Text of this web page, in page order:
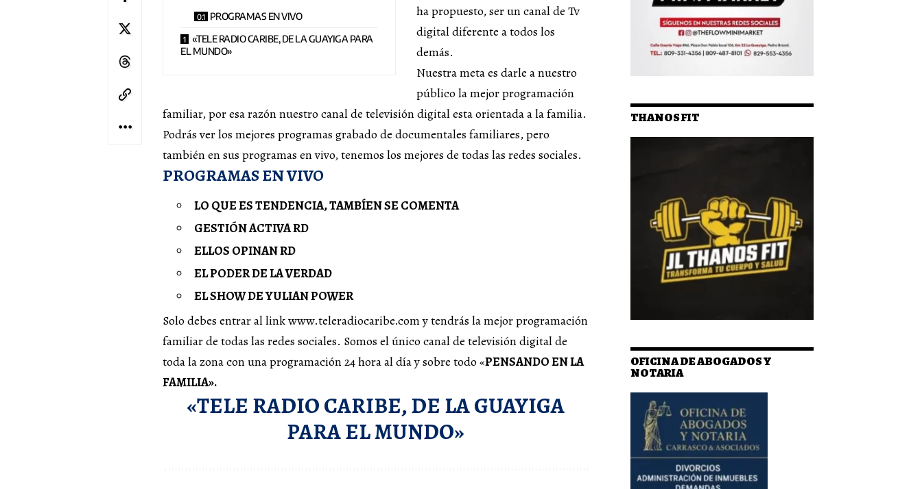
PROGRAMAS EN VIVO
«TELE RADIO CARIBE, DE LA GUAYIGA PARA
EL MUNDO»
ha propuesto, ser un canal de Tv
digital diferente a todos los
demás.
Nuestra meta es darle a nuestro
público la mejor programación
familiar, por esa razón nuestro canal de televisión digital esta orientada a la familia.
Podrás ver los mejores programas grabado de documentales familiares, pero
también en sus programas en vivo, tenemos los mejores de todas las redes sociales.
PROGRAMAS EN VIVO
LO QUE ES TENDENCIA, TAMBÍEN SE COMENTA
GESTIÓN ACTIVA RD
ELLOS OPINAN RD
EL PODER DE LA VERDAD
EL SHOW DE YULIAN POWER
Solo debes entrar al link www.teleradiocaribe.com y tendrás la mejor programación
familiar de todas las redes sociales. Somos el único canal de televisión digital de
toda la zona con una programación 24 hora al día y sobre todo «PENSANDO EN LA
FAMILIA».
«TELE RADIO CARIBE, DE LA GUAYIGA
PARA EL MUNDO»
THANOS FIT
OFICINA DE ABOGADOS Y
NOTARIA